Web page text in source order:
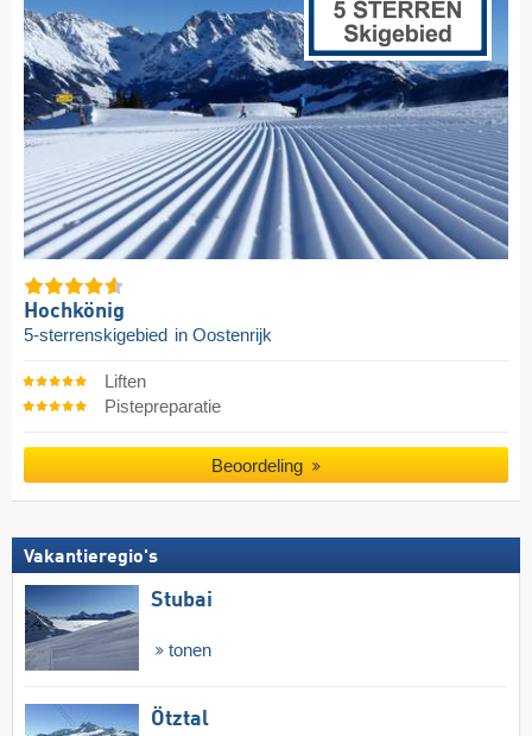
Hochkönig
5-sterrenskigebied in Oostenrijk
Liften
Pistepreparatie
Beoordeling
Vakantieregio's
Stubai
tonen
Ötztal